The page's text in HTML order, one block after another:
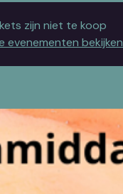
zijn niet te koop
evenementen bekijken